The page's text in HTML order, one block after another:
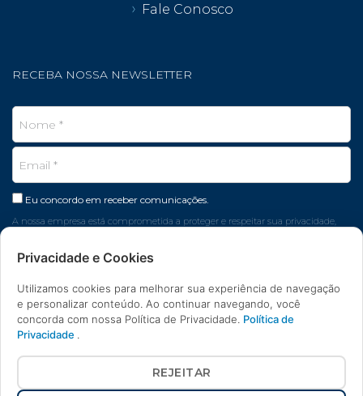
Fale Conosco
RECEBA NOSSA NEWSLETTER
Eu concordo em receber comunicações.
A nossa empresa está comprometida a proteger e respeitar sua privacidade,
Privacidade e Cookies
Utilizamos cookies para melhorar sua experiência de navegação
e personalizar conteúdo. Ao continuar navegando, você
concorda com nossa Política de Privacidade. Política de
Privacidade .
REJEITAR